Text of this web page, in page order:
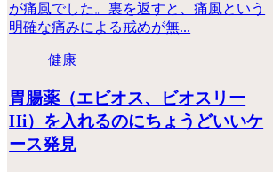
が痛風でした。裏を返すと、痛風という
明確な痛みによる戒めが無...
健康
胃腸薬（エビオス、ビオスリー
Hi）を入れるのにちょうどいいケ
ース発見